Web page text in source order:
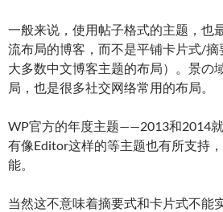
一般来说，使用帖子格式的主题，也
流布局的博客，而不是平铺卡片式/
大多数中文博客主题的布局）。景の
局，也是很多社交网络常用的布局。
WP官方的年度主题——2013和2014
有像Editor这样的等主题也有所支持
能。
当然这不意味着摘要式和卡片式不能